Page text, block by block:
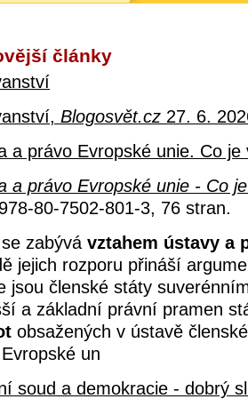
články
Blogosvět.cz 27. 6.
a právo Evropské unie. Co je
a právo Evropské unie - Co
80-7502-801-3, 76 stran.
zabývá vztahem ústavy a
jejich rozporu přináší
jsou členské státy
a základní právní pramen
obsažených v ústavě
un
soud a demokracie - dobrý